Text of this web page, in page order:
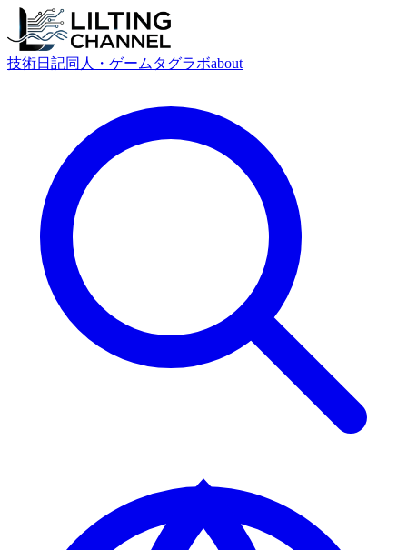
技術日記同人・ゲーム タグラボabout